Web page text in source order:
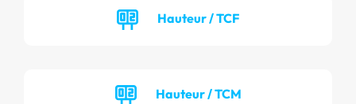
Hauteur / TCF
Hauteur / TCM